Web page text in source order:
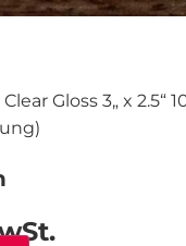
Gloss 3„ x 2.5“